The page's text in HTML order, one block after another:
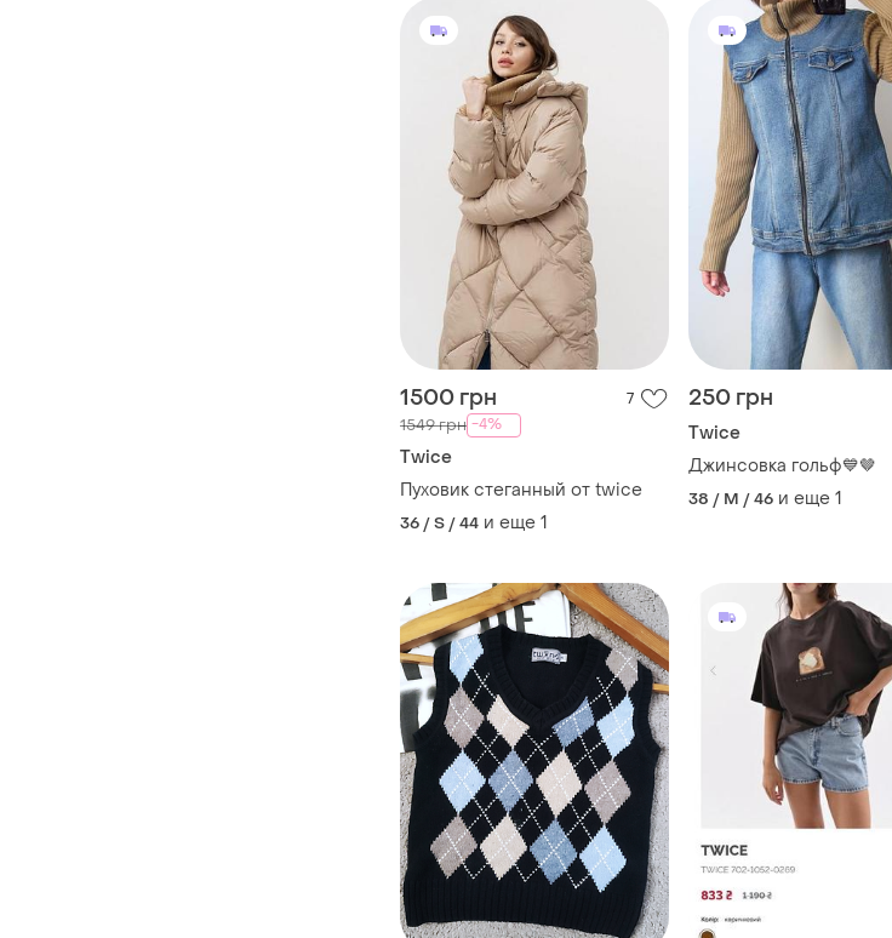
1500 грн 7
1549 грн -4%
Twice
Пуховик стеганный от twice
36 / S / 44 и еще 1
250 грн
Twice
Джинсовка гольф💙🤎
38 / M / 46 и еще 1